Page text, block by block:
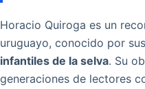
Horacio Quiroga es un
uruguayo, conocido por
infantiles de la selva. Su
generaciones de lectores